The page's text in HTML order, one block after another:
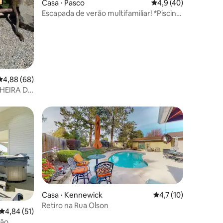
de uma avaliação média de 5, 68 avaliações
4,88 (68)
DE
Casa ⋅ Pasco 4,9 de uma
4,9 (40)
Escapada de verão multifamiliar! *Piscina
de uma avaliação média de 5, 51 avaliações
4,84 (51)
Casa ⋅ Kennewick 4,7 de uma
4,7 (10)
Retiro na Rua Olson